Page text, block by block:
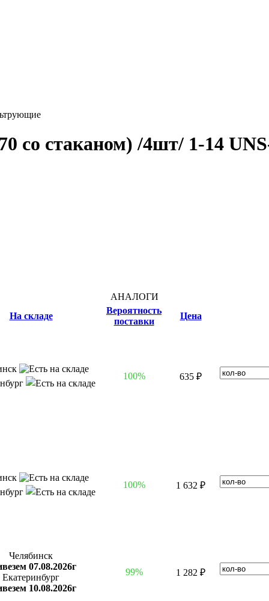
со стаканом) /4шт/ 1-14
АНАЛОГИ
На складе
Вероятность
поставки
Цена
100% 635 ₽
100% 1 632 ₽
Челябинск
07.08.2026г
Екатеринбург
10.08.2026г
99% 1 282 ₽